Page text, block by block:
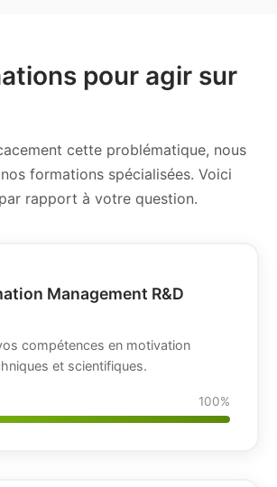
pour agir sur
cette problématique, nous
formations spécialisées. Voici
rapport à votre question.
Management R&D
compétences en motivation
et scientifiques.
100%